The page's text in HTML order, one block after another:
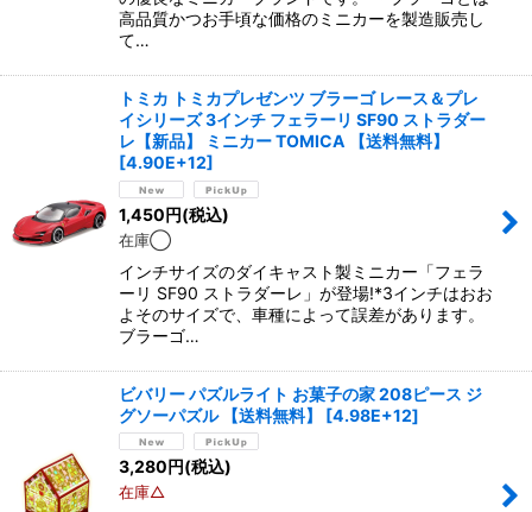
高品質かつお手頃な価格のミニカーを製造販売し
て…
トミカ トミカプレゼンツ ブラーゴ レース＆プレ
イシリーズ 3インチ フェラーリ SF90 ストラダー
レ【新品】 ミニカー TOMICA 【送料無料】
[4.90E+12]
1,450円(税込)
在庫◯
インチサイズのダイキャスト製ミニカー「フェラ
ーリ SF90 ストラダーレ」が登場!*3インチはおお
よそのサイズで、車種によって誤差があります。
ブラーゴ…
ビバリー パズルライト お菓子の家 208ピース ジ
グソーパズル 【送料無料】
[4.98E+12]
3,280円(税込)
在庫△